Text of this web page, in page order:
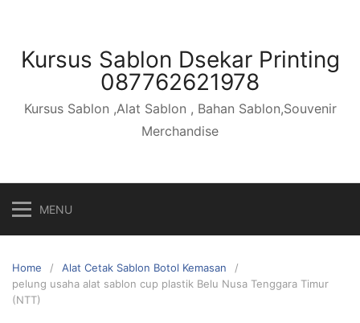
contentKursus Sablon Dsekar Printing
087762621978
Kursus Sablon ,Alat Sablon , Bahan Sablon,Souvenir
Merchandise
MENU
Home
Alat Cetak Sablon Botol Kemasan
pelung usaha alat sablon cup plastik Belu Nusa Tenggara Timur
(NTT)